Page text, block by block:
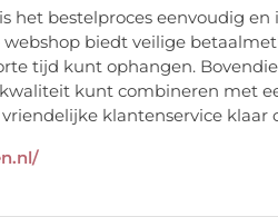
het bestelproces eenvoudig
webshop biedt veilige
tijd kunt ophangen.
kunt combineren met
klantenservice